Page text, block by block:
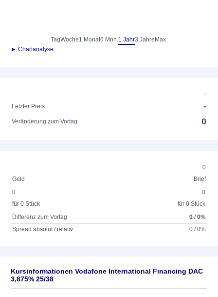
TagWoche1 Monat6 Mon.1 Jahr3 Jahre Max.
► Chartanalyse
-
Letzter Preis
-
Veränderung zum Vortag 0
0
Geld
Brief
0
für 0 Stück
0
für 0 Stück
Differenz zum Vortag
0 / 0%
Spread absolut / relativ
0 / 0%
Kursinformationen Vodafone International Financing DAC
3,875% 25/38